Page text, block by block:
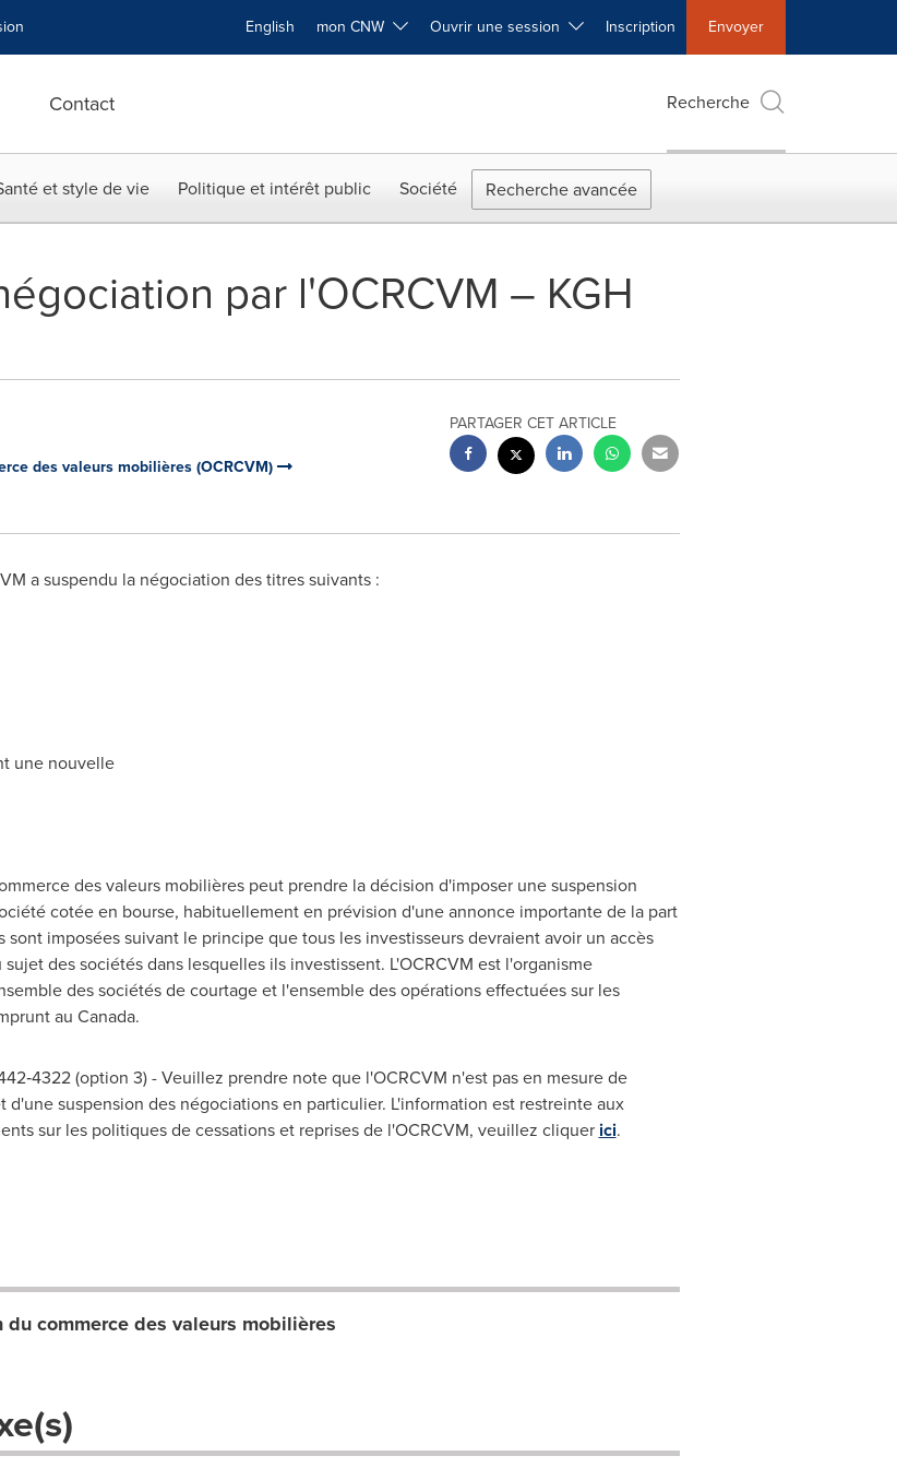
English mon CNW Ouvrir une session Inscription Envoyer
Contact Recherche
et style de vie Politique et intérêt public Société Recherche avancée
par l'OCRCVM – KGH
des valeurs mobilières (OCRCVM)
PARTAGER CET ARTICLE
a suspendu la négociation des titres suivants :
une nouvelle
des valeurs mobilières peut prendre la décision d'imposer une suspension
cotée en bourse, habituellement en prévision d'une annonce importante de la part
imposées suivant le principe que tous les investisseurs devraient avoir un accès
des sociétés dans lesquelles ils investissent. L'OCRCVM est l'organisme
des sociétés de courtage et l'ensemble des opérations effectuées sur les
au Canada.
(option 3) - Veuillez prendre note que l'OCRCVM n'est pas en mesure de
suspension des négociations en particulier. L'information est restreinte aux
sur les politiques de cessations et reprises de l'OCRCVM, veuillez cliquer ici.
commerce des valeurs mobilières